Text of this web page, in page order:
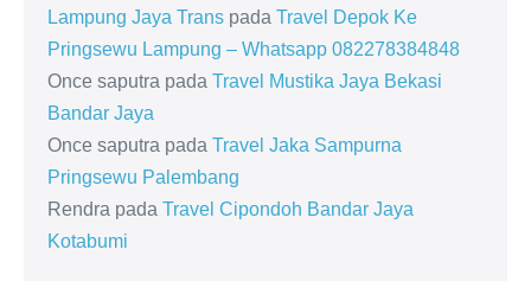
Lampung Jaya Trans pada Travel Depok Ke
Pringsewu Lampung – Whatsapp 082278384848
Once saputra pada Travel Mustika Jaya Bekasi
Bandar Jaya
Once saputra pada Travel Jaka Sampurna
Pringsewu Palembang
Rendra pada Travel Cipondoh Bandar Jaya
Kotabumi